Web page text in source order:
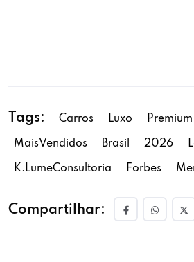
Tags: Carros Luxo Premium
MaisVendidos Brasil 2026
K.LumeConsultoria Forbes
Compartilhar: